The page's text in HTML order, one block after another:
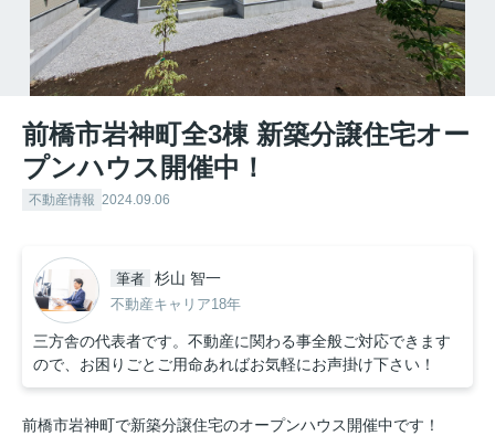
前橋市岩神町全3棟 新築分譲住宅オー
プンハウス開催中！
不動産情報 2024.09.06
筆者 杉山 智一
不動産キャリア18年
三方舎の代表者です。不動産に関わる事全般ご対応できます
ので、お困りごとご用命あればお気軽にお声掛け下さい！
前橋市岩神町で新築分譲住宅のオープンハウス開催中です！